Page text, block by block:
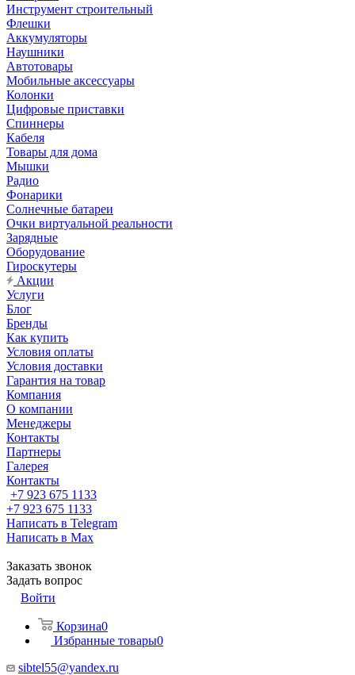
Инструмент строительный
Флешки
Аккумуляторы
Наушники
Автотовары
Мобильные аксессуары
Колонки
Цифровые приставки
Спиннеры
Кабеля
Товары для дома
Мышки
Радио
Фонарики
Солнечные батареи
Очки виртуальной реальности
Зарядные
Оборудование
Гироскутеры
Акции
Услуги
Блог
Бренды
Как купить
Условия оплаты
Условия доставки
Гарантия на товар
Компания
О компании
Менеджеры
Контакты
Партнеры
Галерея
Контакты
+7 923 675 1133
+7 923 675 1133
Написать в Telegram
Написать в Max
Заказать звонок
Задать вопрос
Войти
Корзина0
Избранные товары0
sibtel55@yandex.ru